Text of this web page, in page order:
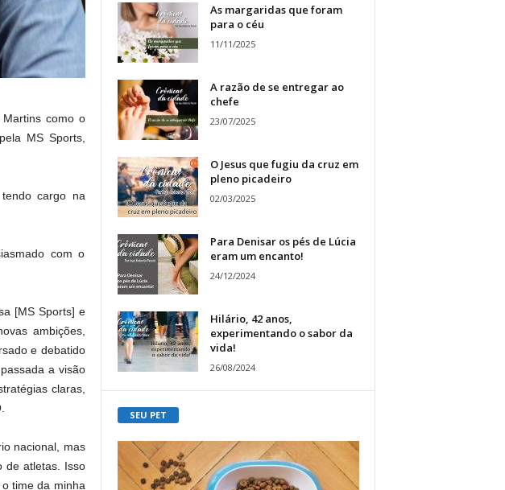
como o
MS Sports,
cargo na
com o
[MS Sports] e
ambições,
e debatido
a visão
claras,
nacional, mas
de atletas. Isso
time da minha
As margaridas que foram
para o céu
11/11/2025
A razão de se entregar ao
chefe
23/07/2025
O Jesus que fugiu da cruz em
pleno picadeiro
02/03/2025
Para Denisar os pés de Lúcia
eram um encanto!
24/12/2024
Hilário, 42 anos,
experimentando o sabor da
vida!
26/08/2024
SEU PET